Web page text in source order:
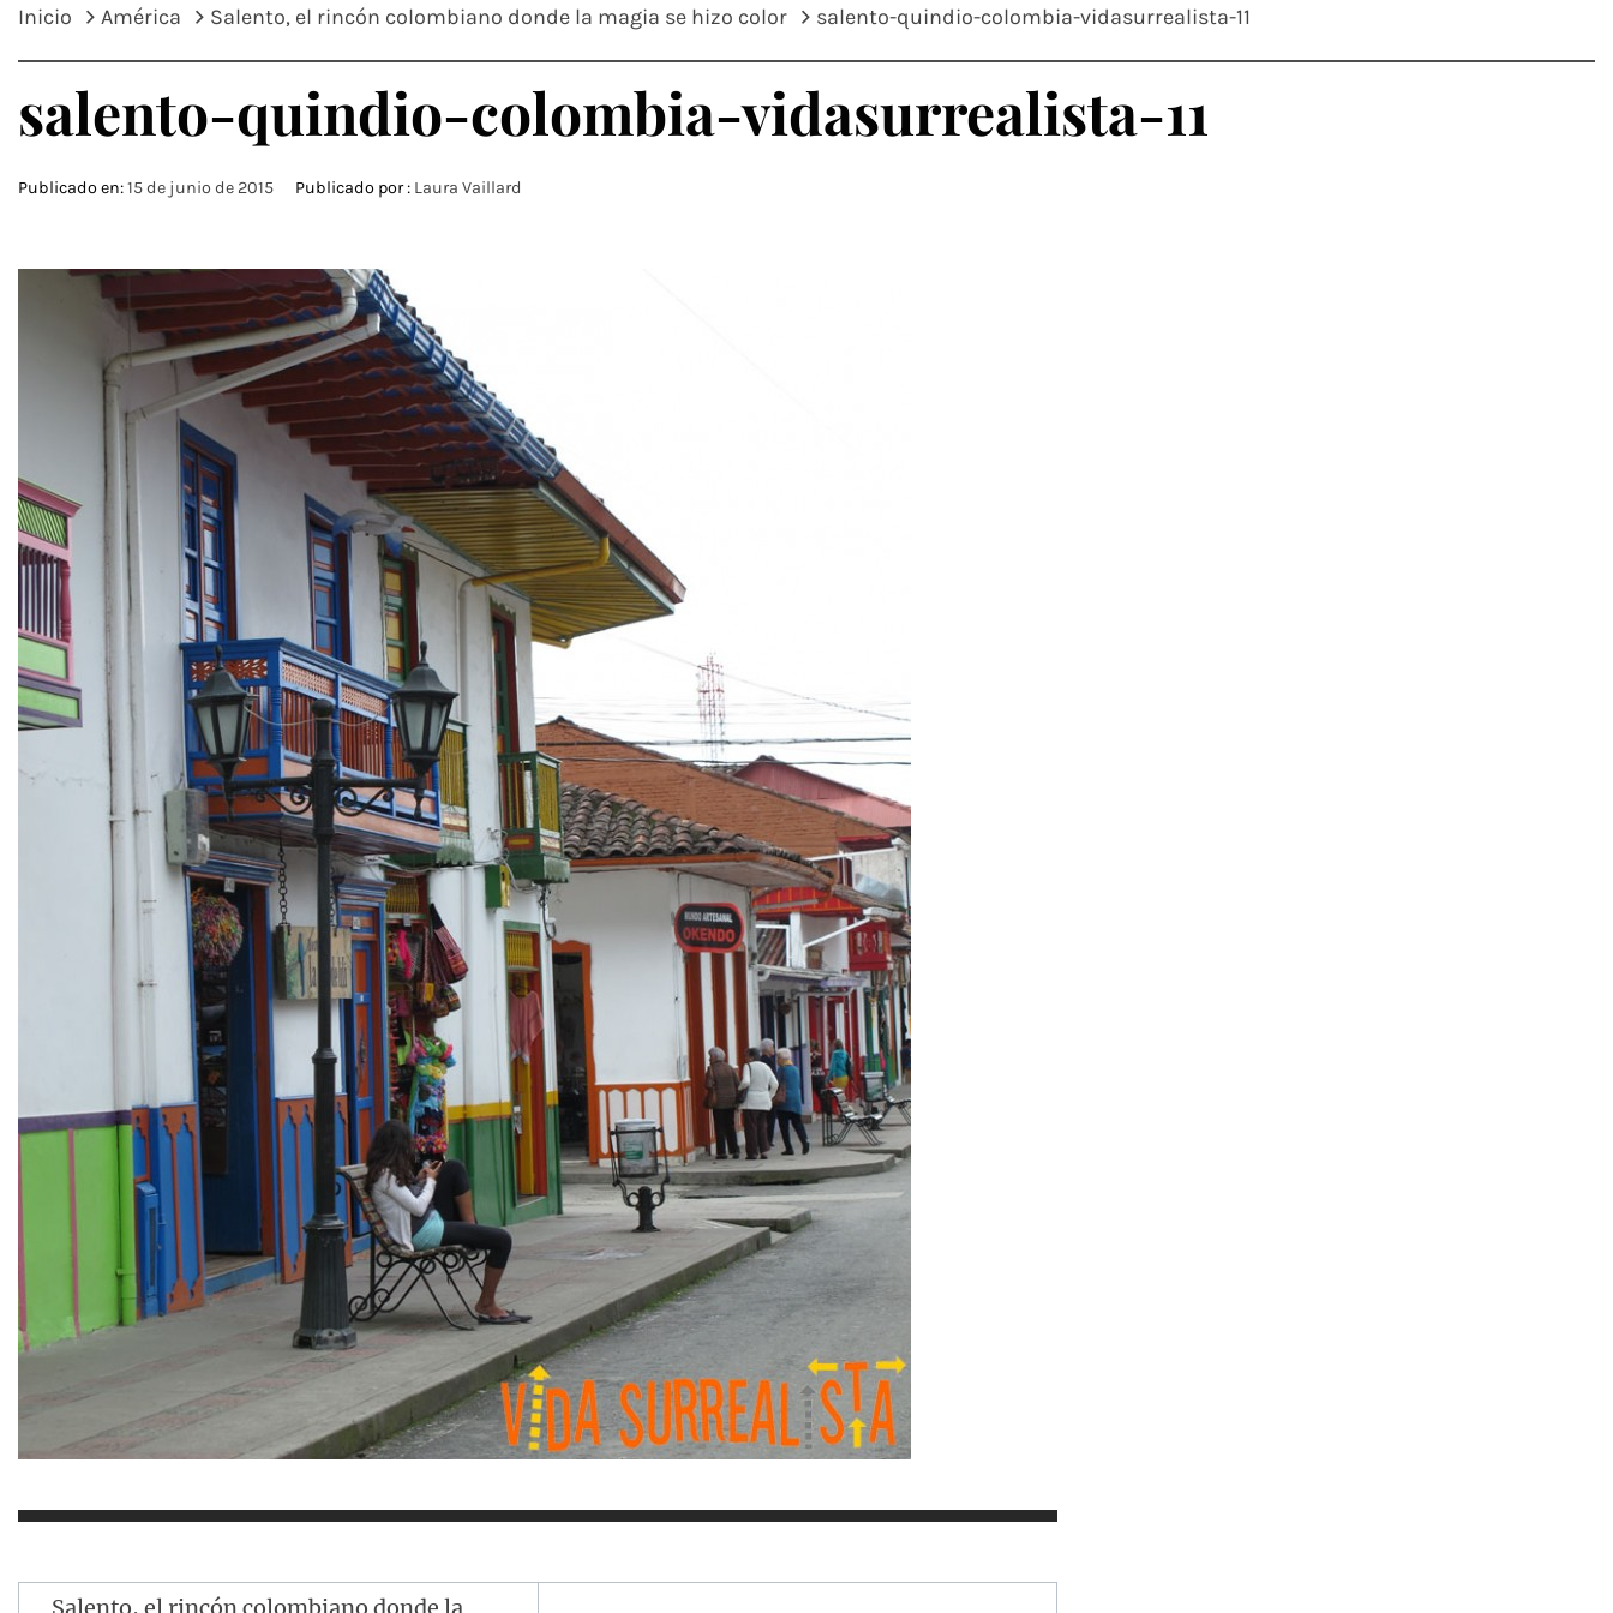
Inicio América Salento, el rincón colombiano donde la magia se hizo color salento-quindio-colombia-vidasurrealista-11
salento-quindio-colombia-vidasurrealista-11
Publicado en:15 de junio de 2015 Publicado por : Laura Vaillard
Navegación